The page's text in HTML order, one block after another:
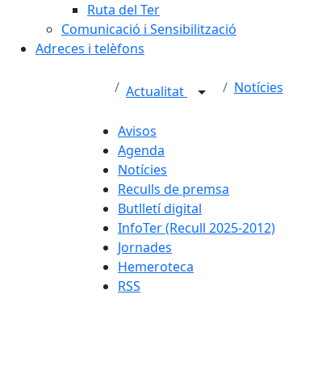
Ruta del Ter
Comunicació i Sensibilització
Adreces i telèfons
Actualitat Notícies
Avisos
Agenda
Notícies
Reculls de premsa
Butlletí digital
InfoTer (Recull 2025-2012)
Jornades
Hemeroteca
RSS